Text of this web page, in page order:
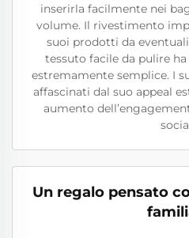
inserirla facilmente nei
volume. Il rivestimento
suoi prodotti da
tessuto facile da pulire
estremamente semplice. I
affascinati dal suo appeal
aumento
Un regalo pensato